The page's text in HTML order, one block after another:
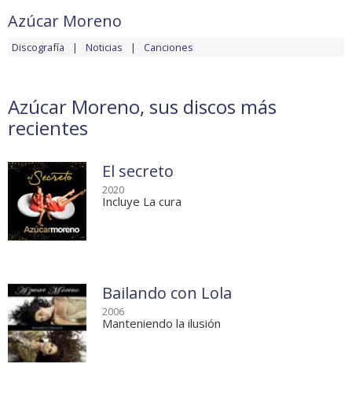
Azúcar Moreno
Discografía Noticias Canciones
Azúcar Moreno, sus discos más
recientes
El secreto
2020
Incluye La cura
Bailando con Lola
2006
Manteniendo la ilusión